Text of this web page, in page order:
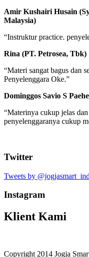
Amir Kushairi Husain
Malaysia)
“Instruktur practice.
Rina (PT. Petrosea, Tbk)
“Materi sangat bagus dan
Penyelenggara Oke.”
Dominggos Savio S
“Materinya cukup jelas
penyelenggaranya cukup
Twitter
Tweets by
Instagram
Klient Kami
Copyright 2014 Jogja